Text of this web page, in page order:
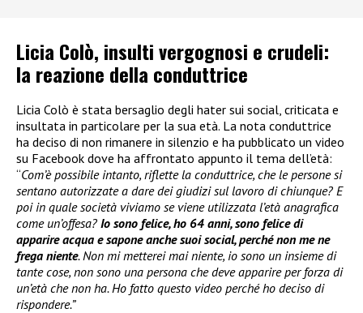
Licia Colò, insulti vergognosi e crudeli:
la reazione della conduttrice
Licia Colò è stata bersaglio degli hater sui social, criticata e
insultata in particolare per la sua età. La nota conduttrice
ha deciso di non rimanere in silenzio e ha pubblicato un video
su Facebook dove ha affrontato appunto il tema dell’età:
“Com’è possibile intanto, riflette la conduttrice, che le persone si
sentano autorizzate a dare dei giudizi sul lavoro di chiunque? E
poi in quale società viviamo se viene utilizzata l’età anagrafica
come un’offesa? Io sono felice, ho 64 anni, sono felice di
apparire acqua e sapone anche suoi social, perché non me ne
frega niente. Non mi metterei mai niente, io sono un insieme di
tante cose, non sono una persona che deve apparire per forza di
un’età che non ha. Ho fatto questo video perché ho deciso di
rispondere.”